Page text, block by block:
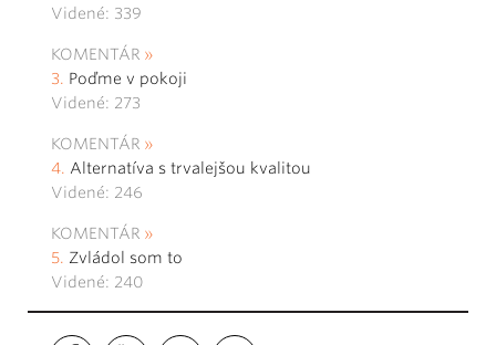
Videné: 339
KOMENTÁR
Poďme v pokoji
Videné: 273
KOMENTÁR
Alternatíva s trvalejšou kvalitou
Videné: 246
KOMENTÁR
Zvládol som to
Videné: 240